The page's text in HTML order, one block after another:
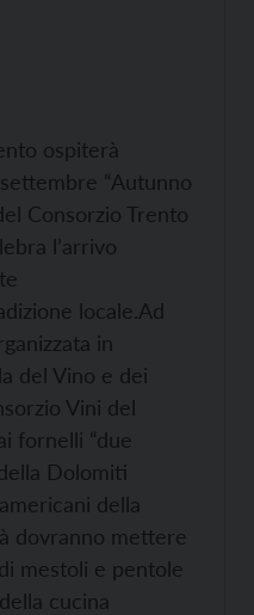
ospiterà
“Autunno
Consorzio Trento
l’arrivo
locale.Ad
in
del Vino e dei
Vini del
fornelli “due
Dolomiti
della
dovranno mettere
mestoli e pentole
cucina